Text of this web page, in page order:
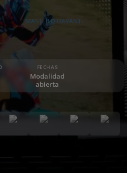
MASTER D DAVANTE
FECHAS
Modalidad
abierta